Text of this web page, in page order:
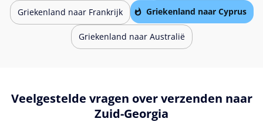
Griekenland naar Frankrijk Griekenland naar Cyprus
Griekenland naar Australië
Veelgestelde vragen over verzenden naar
Zuid-Georgia